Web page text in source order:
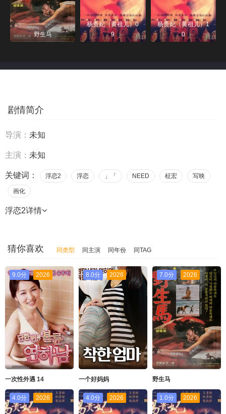
野生马
杨贵妃（黄祖儿）0
9
杨贵妃（黄祖儿）1
0
剧情简介
导演： 未知
主演： 未知
关键词： 浮恋2 浮恋 」「 NEED 柾宏 写映
画化
浮恋2详情
猜你喜欢 同类型 同主演 同年份 同TAG
9.0分 2026
一次性外遇 14
8.0分 2026
一个好妈妈
7.0分 2026
野生马
4.0分 2026 4.0分 2026 1.0分 2026